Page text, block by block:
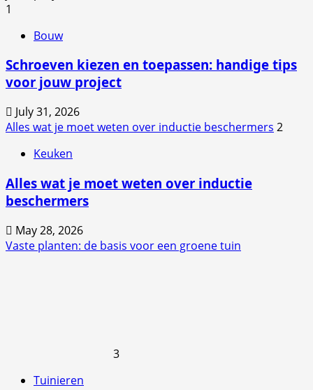
1
Bouw
Schroeven kiezen en toepassen: handige tips
voor jouw project
July 31, 2026
Alles wat je moet weten over inductie beschermers 2
Keuken
Alles wat je moet weten over inductie
beschermers
May 28, 2026
Vaste planten: de basis voor een groene tuin
3
Tuinieren